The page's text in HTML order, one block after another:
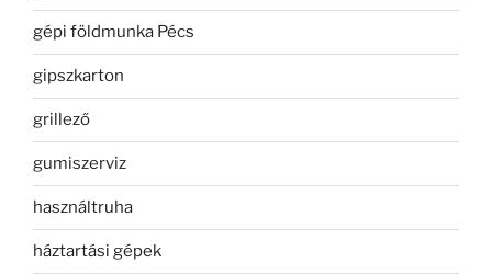
gépi földmunka Pécs
gipszkarton
grillező
gumiszerviz
használtruha
háztartási gépek